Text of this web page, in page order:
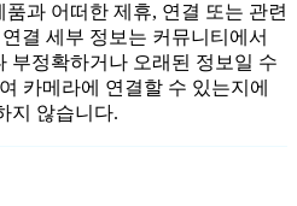
품과 어떠한 제휴, 연결 또는 관련
결 세부 정보는 커뮤니티에서
부정확하거나 오래된 정보일 수
카메라에 연결할 수 있는지에
지 않습니다.